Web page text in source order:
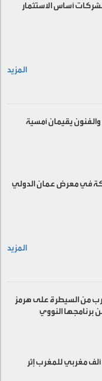
أساس الاستثمار
المزيد
والفنون يقيمان أمسية
في معرض عمان الدولي
المزيد
من السيطرة على هرمز
النووي
تبخر حلم الهجرة.. عودة 70 ألف مغربي للمغرب إثر